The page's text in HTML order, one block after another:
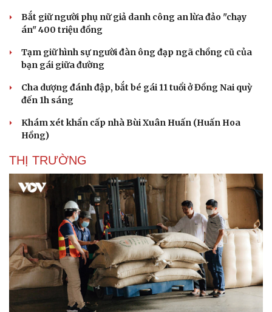
Hạt giống tâm hồn
Bắt giữ người phụ nữ giả danh công an lừa đảo "chạy
án" 400 triệu đồng
Tạm giữ hình sự người đàn ông đạp ngã chồng cũ của
bạn gái giữa đường
Cha dượng đánh đập, bắt bé gái 11 tuổi ở Đồng Nai quỳ
đến 1h sáng
Khám xét khẩn cấp nhà Bùi Xuân Huấn (Huấn Hoa
Hồng)
THỊ TRƯỜNG